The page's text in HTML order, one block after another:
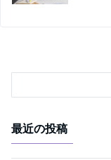
最近の投稿